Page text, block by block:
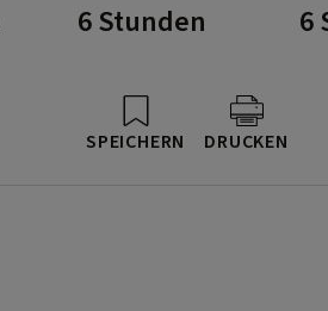
6 Stunden 6
SPEICHERN DRUCKEN